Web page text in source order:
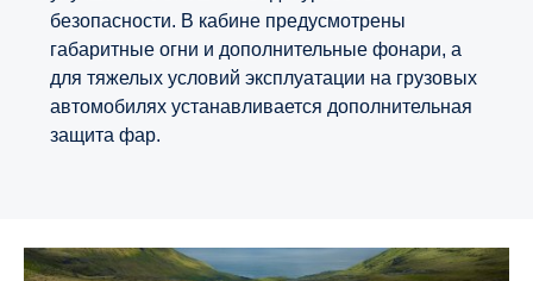
безопасности. В кабине предусмотрены
габаритные огни и дополнительные фонари, а
для тяжелых условий эксплуатации на грузовых
автомобилях устанавливается дополнительная
защита фар.